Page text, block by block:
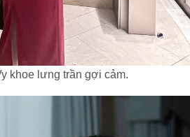
khoe lưng trần gợi cảm.